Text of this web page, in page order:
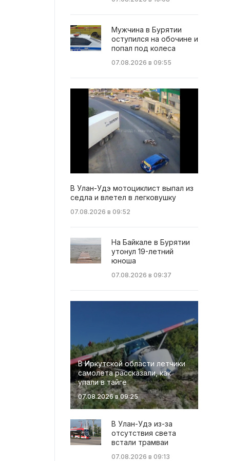
Мужчина в Бурятии
оступился на обочине и
попал под колеса
07.08.2026 в 09:55
В Улан-Удэ мотоциклист выпал из
седла и влетел в легковушку
07.08.2026 в 09:52
На Байкале в Бурятии
утонул 19-летний
юноша
07.08.2026 в 09:37
В Иркутской области летчики
самолета рассказали, как
упали в тайге
07.08.2026 в 09:25
В Улан-Удэ из-за
отсутствия света
встали трамваи
07.08.2026 в 09:13